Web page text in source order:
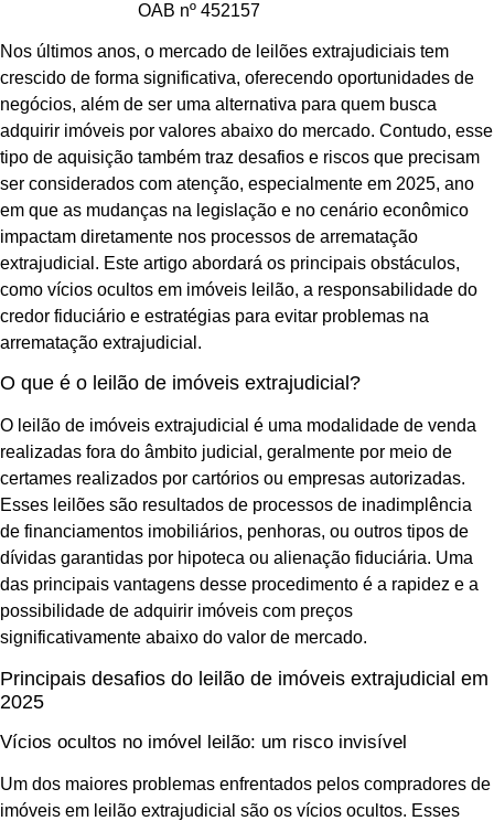
OAB nº 452157
Nos últimos anos, o mercado de leilões extrajudiciais tem
crescido de forma significativa, oferecendo oportunidades de
negócios, além de ser uma alternativa para quem busca
adquirir imóveis por valores abaixo do mercado. Contudo, esse
tipo de aquisição também traz desafios e riscos que precisam
ser considerados com atenção, especialmente em 2025, ano
em que as mudanças na legislação e no cenário econômico
impactam diretamente nos processos de arrematação
extrajudicial. Este artigo abordará os principais obstáculos,
como vícios ocultos em imóveis leilão, a responsabilidade do
credor fiduciário e estratégias para evitar problemas na
arrematação extrajudicial.
O que é o leilão de imóveis extrajudicial?
O leilão de imóveis extrajudicial é uma modalidade de venda
realizadas fora do âmbito judicial, geralmente por meio de
certames realizados por cartórios ou empresas autorizadas.
Esses leilões são resultados de processos de inadimplência
de financiamentos imobiliários, penhoras, ou outros tipos de
dívidas garantidas por hipoteca ou alienação fiduciária. Uma
das principais vantagens desse procedimento é a rapidez e a
possibilidade de adquirir imóveis com preços
significativamente abaixo do valor de mercado.
Principais desafios do leilão de imóveis extrajudicial em
2025
Vícios ocultos no imóvel leilão: um risco invisível
Um dos maiores problemas enfrentados pelos compradores de
imóveis em leilão extrajudicial são os vícios ocultos. Esses